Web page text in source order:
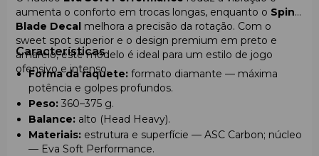
aumenta o conforto em trocas longas, enquanto o Spin
Blade Decal melhora a precisão da rotação. Com o
sweet spot superior e o design premium em preto e
amarelo, este modelo é ideal para um estilo de jogo
ofensivo e intenso.
Características
Forma da raquete: formato diamante — máxima
potência e golpes profundos.
Peso: 360–375 g.
Balance: alto (Head Heavy).
Materiais: estrutura e superfície — ASC Carbon; núcleo
— Eva Soft Performance.